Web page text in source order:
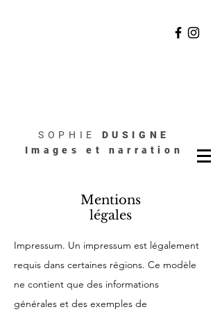
SOPHIE DUSIGNE
Images et narration
Mentions
légales
Impressum. Un impressum est légalement
requis dans certaines régions. Ce modèle
ne contient que des informations
générales et des exemples de